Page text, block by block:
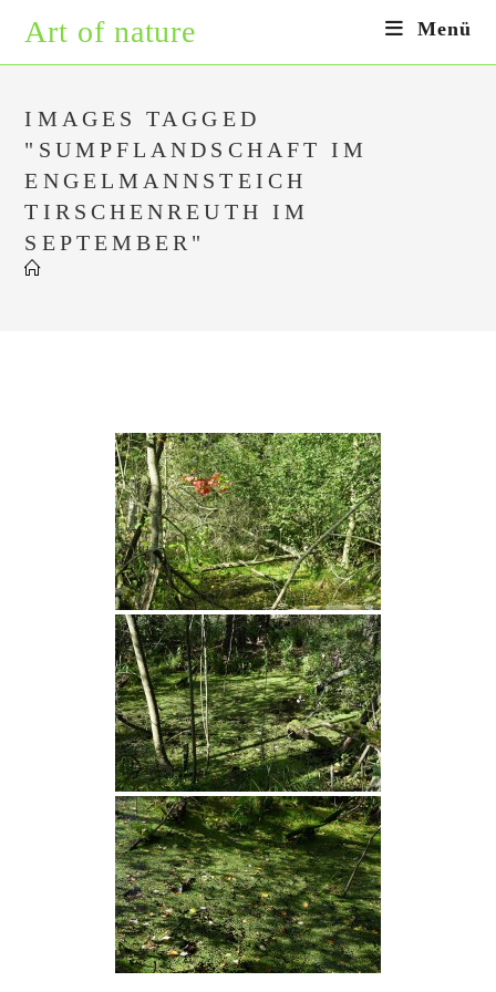
Inhalt
springen
Art of nature Menü
IMAGES TAGGED
"SUMPFLANDSCHAFT IM
ENGELMANNSTEICH
TIRSCHENREUTH IM
SEPTEMBER"